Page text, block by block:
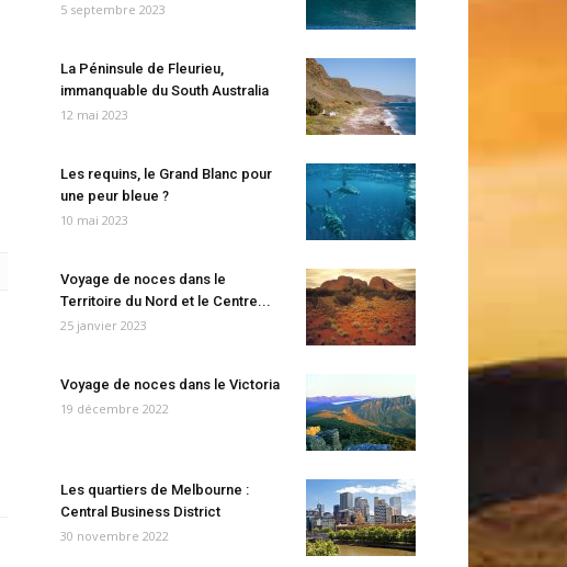
5 septembre 2023
La Péninsule de Fleurieu,
immanquable du South Australia
12 mai 2023
Les requins, le Grand Blanc pour
une peur bleue ?
10 mai 2023
Voyage de noces dans le
Territoire du Nord et le Centre...
25 janvier 2023
Voyage de noces dans le Victoria
19 décembre 2022
Les quartiers de Melbourne :
Central Business District
30 novembre 2022